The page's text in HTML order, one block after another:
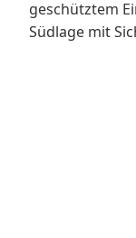
geschütztem
Südlage mit